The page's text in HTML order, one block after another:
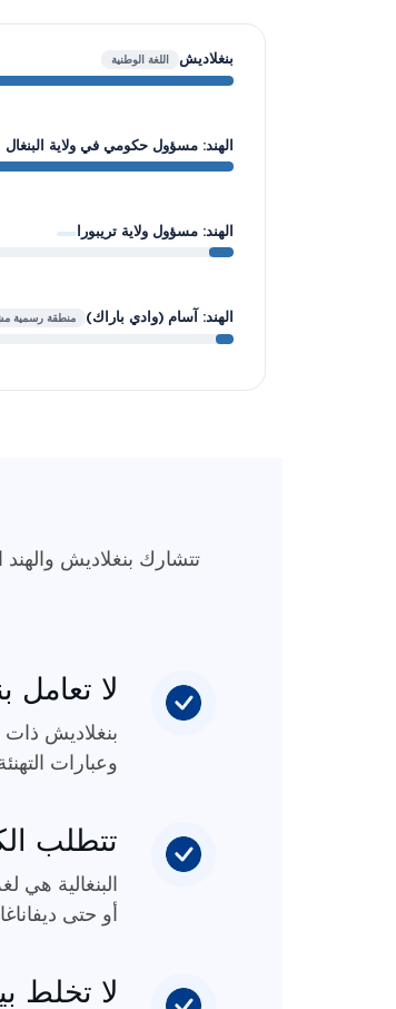
بنغلاديش اللغة الوطنية
الهند: مسؤول حكومي في ولاية البنغال
الهند: مسؤول ولاية تريبورا
الهند: آسام (وادي باراك) منطقة رسمية
تتشارك بنغلاديش والهند
لا تعامل
بنغلاديش ذات
وعبارات
تتطلب
البنغالية
أو حتى
لا تخلط